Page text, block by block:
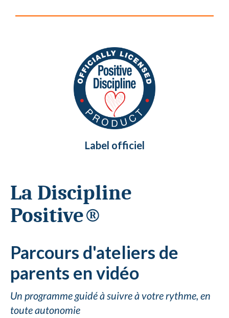
Label officiel
La Discipline
Positive®
Parcours d'ateliers de
parents en vidéo
Un programme guidé à suivre à votre rythme, en
toute autonomie